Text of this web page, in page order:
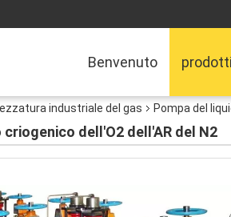
Benvenuto prodotti
industriale del gas Pompa del
dell'O2 dell'AR del N2